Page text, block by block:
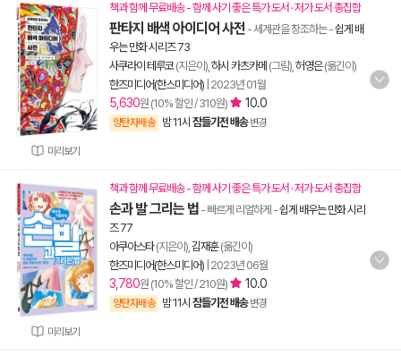
미리보기
책과 함께 무료배송 - 함께 사기 좋은 특가 도서 · 저가 도서 총집합
판타지 배색 아이디어 사전 - 세계관을 창조하는-쉽게 배
우는 만화 시리즈 73
사쿠라이 테루코(지은이), 하시 카츠카메 (그림), 허영은(옮긴이)
한즈미디어(한스미디어) 2023년 01월
5,630원 (10% 할인 / 310원) 10.0
양탄자배송 밤 11시 잠들기전 배송 변경
미리보기
책과 함께 무료배송 - 함께 사기 좋은 특가 도서 · 저가 도서 총집합
손과 발 그리는 법 - 빠르게 리얼하게 -쉽게 배우는 만화 시리
즈 77
아쿠아스타(지은이), 김재훈(옮긴이)
한즈미디어(한스미디어) 2023년 06월
3,780원 (10% 할인 / 210원) 10.0
양탄자배송 밤 11시 잠들기전 배송 변경